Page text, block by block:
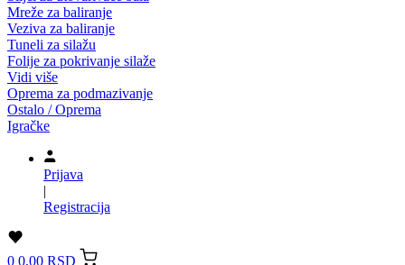
Mreže za baliranje
Veziva za baliranje
Tuneli za silažu
Folije za pokrivanje silaže
Vidi više
Oprema za podmazivanje
Ostalo / Oprema
Igračke
Prijava
|
Registracija
0 0,00 RSD